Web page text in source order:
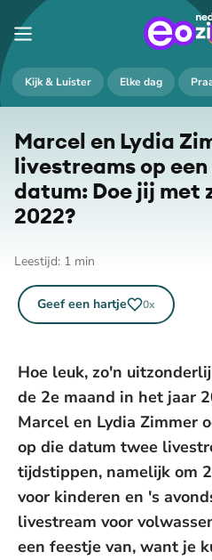
Kijk & Luister Elke dag
Marcel en Lydia
livestreams op
datum: Doe jij met
2022?
Leestijd: 1 min
Geef een hartje 0x
Hoe leuk, zo'n
de 2e maand in het jaar
Marcel en Lydia Zimmer
op die datum twee
tijdstippen, namelijk om
voor kinderen en 's
livestream voor
een feestje van, want je